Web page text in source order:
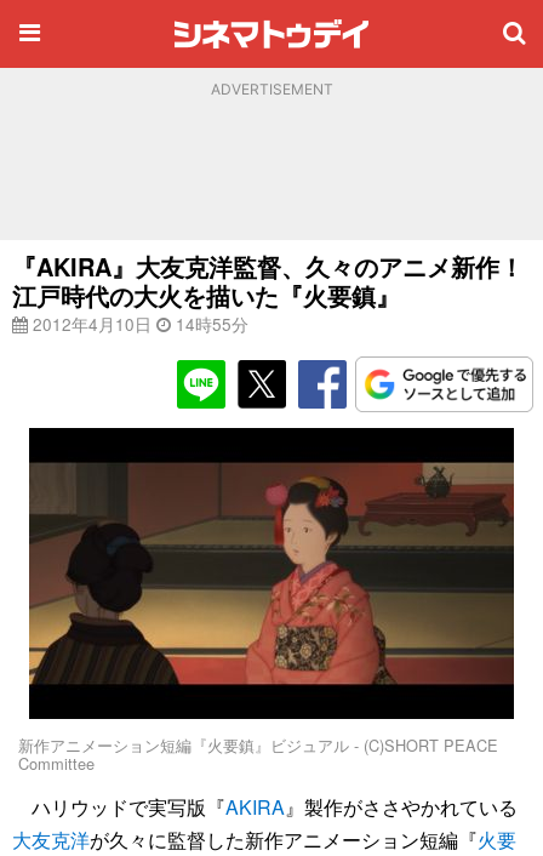
ADVERTISEMENT
『AKIRA』大友克洋監督、久々のアニメ新作！
江戸時代の大火を描いた『火要鎮』
2012年4月10日 14時55分
新作アニメーション短編『火要鎮』ビジュアル - (C)SHORT PEACE
Committee
ハリウッドで実写版『AKIRA』製作がささやかれている
大友克洋が久々に監督した新作アニメーション短編『火要